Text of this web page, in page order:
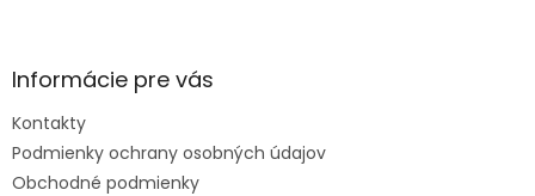
e
Informácie pre vás
Kontakty
Podmienky ochrany osobných údajov
Obchodné podmienky